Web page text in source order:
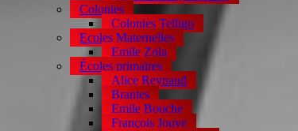
Colonies
Colonies Telligo
Ecoles Maternelles
Emile Zola
Écoles primaires
Alice Reynaud
Brantes
Emile Bouche
François Jouve